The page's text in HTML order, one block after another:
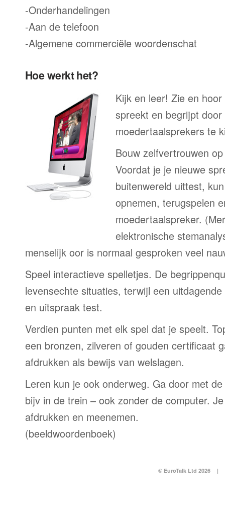
-Onderhandelingen
-Aan de telefoon
-Algemene commerciële woordenschat
Hoe werkt het?
Kijk en leer! Zie en
spreekt en begrijpt
moedertaalsprekers te
Bouw zelfvertrouwen
Voordat je je nieuwe
buitenwereld uittest,
opnemen, terugspelen
moedertaalspreker.
elektronische
menselijk oor is normaal gesproken veel
Speel interactieve spelletjes. De
levensechte situaties, terwijl een
en uitspraak test.
Verdien punten met elk spel dat je speelt.
een bronzen, zilveren of gouden certificaat
afdrukken als bewijs van welslagen.
Leren kun je ook onderweg. Ga door met
bijv in de trein – ook zonder de computer.
afdrukken en meenemen.
(beeldwoordenboek)
© EuroTalk Ltd 2026 |